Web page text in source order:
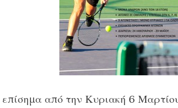
επίσημα από την Κυριακή 6